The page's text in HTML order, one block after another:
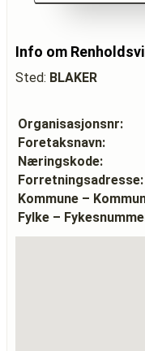
Info om
Sted: BLAKER
Organisasjonsnr:
Foretaksnavn:
Næringskode:
Forretningsadresse:
Kommune –
Fylke –